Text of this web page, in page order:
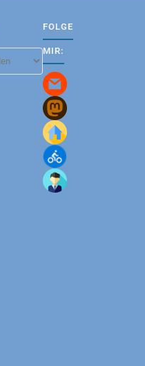
FOLGE
MIR: